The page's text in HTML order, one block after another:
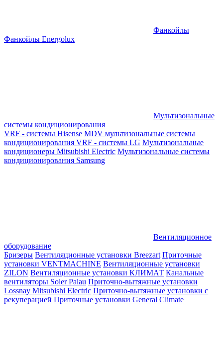
Фанкойлы
Фанкойлы Energolux
Мультизональные
системы кондиционирования
VRF - системы Hisense MDV мультизональные системы
кондиционирования VRF - системы LG Мультизональные
кондиционеры Mitsubishi Electric Мультизональные системы
кондиционирования Samsung
Вентиляционное
оборудование
Бризеры Вентиляционные установки Breezart Приточные
установки VENTMACHINE Вентиляционные установки
ZILON Вентиляционные установки КЛИМАТ Канальные
вентиляторы Soler Palau Приточно-вытяжные установки
Lossnay Mitsubishi Electric Приточно-вытяжные установки с
рекуперацией Приточные установки General Climate